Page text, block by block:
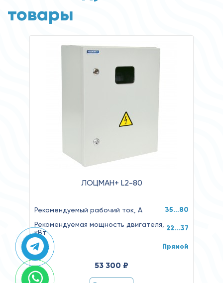
товары
ЛОЦМАН+ L2-80
Рекомендуемый рабочий ток, А 35…80
Рекомендуемая мощность двигателя,
кВт
22...37
Пуск Прямой
53 300 ₽